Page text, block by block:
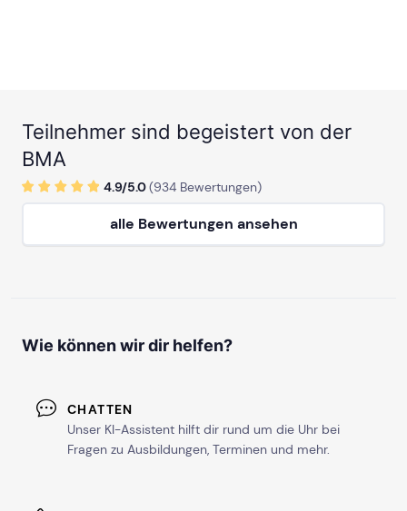
Teilnehmer sind begeistert von der
BMA
4.9/5.0(934 Bewertungen)
alle Bewertungen ansehen
Wie können wir dir helfen?
CHATTEN
Unser KI-Assistent hilft dir rund um die Uhr bei
Fragen zu Ausbildungen, Terminen und mehr.